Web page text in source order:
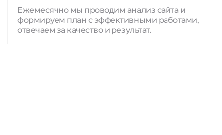
Ежемесячно мы проводим анализ сайта и
формируем план с эффективными работами,
отвечаем за качество и результат.